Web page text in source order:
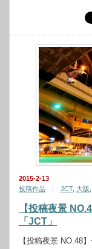
2015-2-13
投稿作品
JCT, 大阪
【投稿夜景
「JCT」
【投稿夜景 NO.48